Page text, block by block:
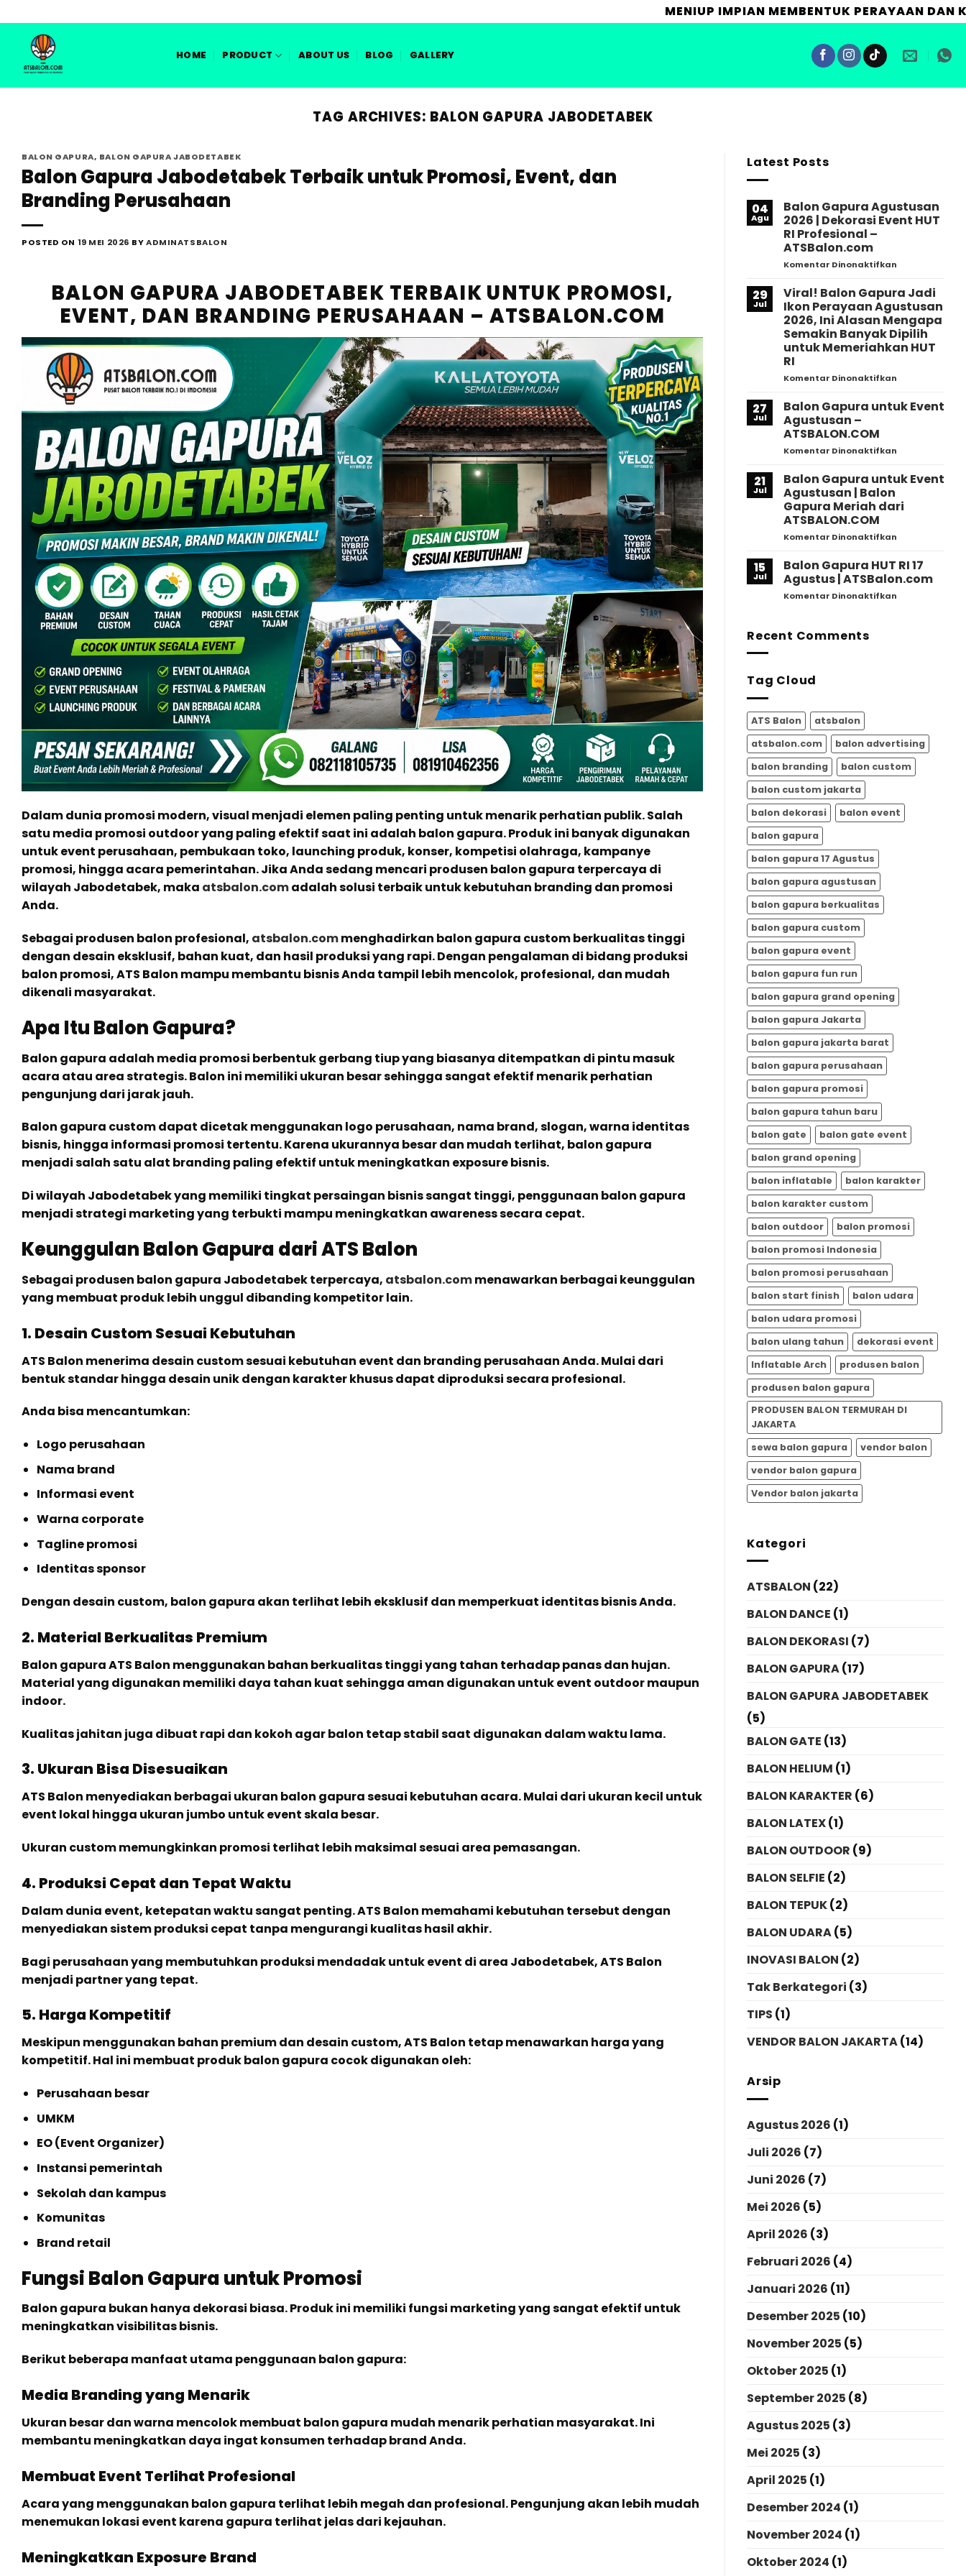
to
content
MENIUP IMPIAN MEMBENTUK PERAYAAN DAN KAMPANYE BERKESAN
HOME PRODUCT ABOUT US BLOG GALLERY
TAG ARCHIVES: BALON GAPURA JABODETABEK
BALON GAPURA, BALON GAPURA JABODETABEK
Balon Gapura Jabodetabek Terbaik untuk Promosi, Event, dan
Branding Perusahaan
POSTED ON 19 MEI 2026 BYADMINATSBALON
BALON GAPURA JABODETABEK TERBAIK UNTUK PROMOSI,
EVENT, DAN BRANDING PERUSAHAAN – ATSBALON.COM
Dalam dunia promosi modern, visual menjadi elemen paling penting untuk menarik perhatian publik. Salah
satu media promosi outdoor yang paling efektif saat ini adalah balon gapura. Produk ini banyak digunakan
untuk event perusahaan, pembukaan toko, launching produk, konser, kompetisi olahraga, kampanye
promosi, hingga acara pemerintahan. Jika Anda sedang mencari produsen balon gapura terpercaya di
wilayah Jabodetabek, maka atsbalon.comadalah solusi terbaik untuk kebutuhan branding dan promosi
Anda.
Sebagai produsen balon profesional, atsbalon.commenghadirkan balon gapura custom berkualitas tinggi
dengan desain eksklusif, bahan kuat, dan hasil produksi yang rapi. Dengan pengalaman di bidang produksi
balon promosi, ATS Balon mampu membantu bisnis Anda tampil lebih mencolok, profesional, dan mudah
dikenali masyarakat.
Apa Itu Balon Gapura?
Balon gapura adalah media promosi berbentuk gerbang tiup yang biasanya ditempatkan di pintu masuk
acara atau area strategis. Balon ini memiliki ukuran besar sehingga sangat efektif menarik perhatian
pengunjung dari jarak jauh.
Balon gapura custom dapat dicetak menggunakan logo perusahaan, nama brand, slogan, warna identitas
bisnis, hingga informasi promosi tertentu. Karena ukurannya besar dan mudah terlihat, balon gapura
menjadi salah satu alat branding paling efektif untuk meningkatkan exposure bisnis.
Di wilayah Jabodetabek yang memiliki tingkat persaingan bisnis sangat tinggi, penggunaan balon gapura
menjadi strategi marketing yang terbukti mampu meningkatkan awareness secara cepat.
Keunggulan Balon Gapura dari ATS Balon
Sebagai produsen balon gapura Jabodetabek terpercaya, atsbalon.commenawarkan berbagai keunggulan
yang membuat produk lebih unggul dibanding kompetitor lain.
1. Desain Custom Sesuai Kebutuhan
ATS Balon menerima desain custom sesuai kebutuhan event dan branding perusahaan Anda. Mulai dari
bentuk standar hingga desain unik dengan karakter khusus dapat diproduksi secara profesional.
Anda bisa mencantumkan:
Logo perusahaan
Nama brand
Informasi event
Warna corporate
Tagline promosi
Identitas sponsor
Dengan desain custom, balon gapura akan terlihat lebih eksklusif dan memperkuat identitas bisnis Anda.
2. Material Berkualitas Premium
Balon gapura ATS Balon menggunakan bahan berkualitas tinggi yang tahan terhadap panas dan hujan.
Material yang digunakan memiliki daya tahan kuat sehingga aman digunakan untuk event outdoor maupun
indoor.
Kualitas jahitan juga dibuat rapi dan kokoh agar balon tetap stabil saat digunakan dalam waktu lama.
3. Ukuran Bisa Disesuaikan
ATS Balon menyediakan berbagai ukuran balon gapura sesuai kebutuhan acara. Mulai dari ukuran kecil untuk
event lokal hingga ukuran jumbo untuk event skala besar.
Ukuran custom memungkinkan promosi terlihat lebih maksimal sesuai area pemasangan.
4. Produksi Cepat dan Tepat Waktu
Dalam dunia event, ketepatan waktu sangat penting. ATS Balon memahami kebutuhan tersebut dengan
menyediakan sistem produksi cepat tanpa mengurangi kualitas hasil akhir.
Bagi perusahaan yang membutuhkan produksi mendadak untuk event di area Jabodetabek, ATS Balon
menjadi partner yang tepat.
5. Harga Kompetitif
Meskipun menggunakan bahan premium dan desain custom, ATS Balon tetap menawarkan harga yang
kompetitif. Hal ini membuat produk balon gapura cocok digunakan oleh:
Perusahaan besar
UMKM
EO (Event Organizer)
Instansi pemerintah
Sekolah dan kampus
Komunitas
Brand retail
Fungsi Balon Gapura untuk Promosi
Balon gapura bukan hanya dekorasi biasa. Produk ini memiliki fungsi marketing yang sangat efektif untuk
meningkatkan visibilitas bisnis.
Berikut beberapa manfaat utama penggunaan balon gapura:
Media Branding yang Menarik
Ukuran besar dan warna mencolok membuat balon gapura mudah menarik perhatian masyarakat. Ini
membantu meningkatkan daya ingat konsumen terhadap brand Anda.
Membuat Event Terlihat Profesional
Acara yang menggunakan balon gapura terlihat lebih megah dan profesional. Pengunjung akan lebih mudah
menemukan lokasi event karena gapura terlihat jelas dari kejauhan.
Meningkatkan Exposure Brand
Latest Posts
04
Agu
Balon Gapura Agustusan
2026 | Dekorasi Event HUT
RI Profesional –
ATSBalon.com
Komentar Dinonaktifkan
Gapura
Agustusan
2026
|
Dekorasi
Event
ATSBalon.com
29
Jul
Viral! Balon Gapura Jadi
Ikon Perayaan Agustusan
2026, Ini Alasan Mengapa
Semakin Banyak Dipilih
untuk Memeriahkan HUT
RI
Komentar Dinonaktifkan
Balon
Gapura
2026,
Alasan
Mengapa
untuk
Memeriahkan
HUT
27
Jul
Balon Gapura untuk Event
Agustusan –
ATSBALON.COM
Komentar Dinonaktifkan
Gapura
untuk
Event
Agustusan
21
Jul
Balon Gapura untuk Event
Agustusan | Balon
Gapura Meriah dari
ATSBALON.COM
Komentar Dinonaktifkan
Gapura
untuk
Event
15
Jul
Balon Gapura HUT RI 17
Agustus | ATSBalon.com
Komentar Dinonaktifkan
Recent Comments
Tag Cloud
ATS Balon
atsbalon
atsbalon.com
balon advertising
balon branding
balon custom
balon custom jakarta
balon dekorasi
balon event
balon gapura
balon gapura 17 Agustus
balon gapura agustusan
balon gapura berkualitas
balon gapura custom
balon gapura event
balon gapura fun run
balon gapura grand opening
balon gapura Jakarta
balon gapura jakarta barat
balon gapura perusahaan
balon gapura promosi
balon gapura tahun baru
balon gate
balon gate event
balon grand opening
balon inflatable
balon karakter
balon karakter custom
balon outdoor
balon promosi
balon promosi Indonesia
balon promosi perusahaan
balon start finish
balon udara
balon udara promosi
balon ulang tahun
dekorasi event
Inflatable Arch
produsen balon
produsen balon gapura
PRODUSEN BALON TERMURAH DI
JAKARTA
sewa balon gapura
vendor balon
vendor balon gapura
Vendor balon jakarta
Kategori
ATSBALON (22)
BALON DANCE (1)
BALON DEKORASI (7)
BALON GAPURA(17)
BALON GAPURA JABODETABEK
(5)
BALON GATE (13)
BALON HELIUM (1)
BALON KARAKTER (6)
BALON LATEX(1)
BALON OUTDOOR (9)
BALON SELFIE (2)
BALON TEPUK(2)
BALON UDARA(5)
INOVASI BALON (2)
Tak Berkategori (3)
TIPS (1)
VENDOR BALON JAKARTA(14)
Arsip
Agustus 2026 (1)
Juli 2026 (7)
Juni 2026 (7)
Mei 2026 (5)
April 2026 (3)
Februari 2026 (4)
Januari 2026 (11)
Desember 2025 (10)
November 2025 (5)
Oktober 2025 (1)
September 2025 (8)
Agustus 2025 (3)
Mei 2025 (3)
April 2025 (1)
Desember 2024 (1)
November 2024 (1)
Oktober 2024 (1)